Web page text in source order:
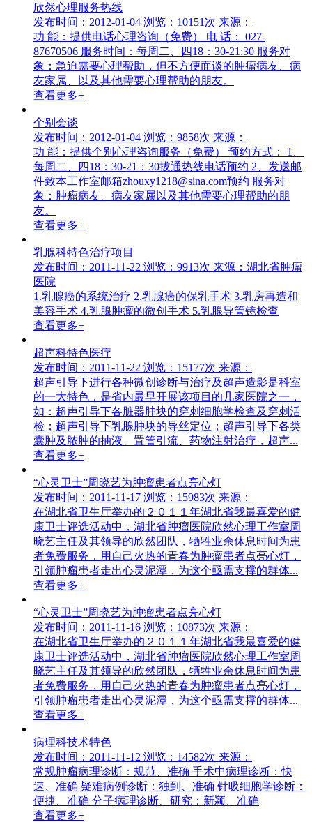
欣然心理服务热线
发布时间：2012-01-04 浏览：10151次 来源：
功 能：提供电话心理咨询（免费） 电 话： 027-
87670506 服务时间：每周二、四18：30-21:30 服务对
象：急迫需要心理帮助，但不方便面谈的肿瘤病友、病
友家属、以及其他需要心理帮助的朋友。
查看更多+
个别会谈
发布时间：2012-01-04 浏览：9858次 来源：
功 能：提供个别心理咨询服务（免费） 预约方式： 1、
每周二、四18：30-21：30拔通热线电话预约 2、发送邮
件致本工作室邮箱zhouxy1218@sina.com预约 服务对
象：肿瘤病友、病友家属以及其他需要心理帮助的朋
友。
查看更多+
乳腺科特色治疗项目
发布时间：2011-11-22 浏览：9913次 来源：湖北省肿瘤
医院
1.乳腺癌的系统治疗 2.乳腺癌的保乳手术 3.乳房再造和
美容手术 4.乳腺肿瘤的微创手术 5.乳腺导管镜检查
查看更多+
超声科特色医疗
发布时间：2011-11-22 浏览：15177次 来源：
超声引导下进行各种微创诊断与治疗及超声造影是科室
的一大特色，是省内最早开展该项目的几家医院之一，
如：超声引导下各脏器肿块的穿刺细胞学检查及穿刺活
检；超声引导下乳腺肿块的导丝定位；超声引导下各类
囊肿及脓肿的抽液、置管引流、药物注射治疗，超声...
查看更多+
“心灵卫士”周晓艺为肿瘤患者点亮心灯
发布时间：2011-11-17 浏览：15983次 来源：
在湖北省卫生厅举办的２０１１年湖北省我最喜爱的健
康卫士评选活动中，湖北省肿瘤医院欣然心理工作室周
晓艺主任及其领导的欣然团队，牺牲业余休息时间为患
者免费服务，用自己火热的青春为肿瘤患者点亮心灯，
引领肿瘤患者走出心灵泥潭，为这个亟需支撑的群体...
查看更多+
“心灵卫士”周晓艺为肿瘤患者点亮心灯
发布时间：2011-11-16 浏览：10873次 来源：
在湖北省卫生厅举办的２０１１年湖北省我最喜爱的健
康卫士评选活动中，湖北省肿瘤医院欣然心理工作室周
晓艺主任及其领导的欣然团队，牺牲业余休息时间为患
者免费服务，用自己火热的青春为肿瘤患者点亮心灯，
引领肿瘤患者走出心灵泥潭，为这个亟需支撑的群体...
查看更多+
病理科技术特色
发布时间：2011-11-12 浏览：14582次 来源：
常规肿瘤病理诊断：规范、准确 手术中病理诊断：快
速、准确 疑难病例诊断：独到、准确 针吸细胞学诊断：
便捷、准确 分子病理诊断、研究：新颖、准确
查看更多+